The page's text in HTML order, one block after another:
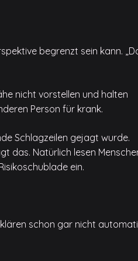
begrenzt sein kann.
nicht vorstellen und halten
Person für krank.
Schlagzeilen gejagt wurde.
das. Natürlich lesen
ein.
schon gar nicht